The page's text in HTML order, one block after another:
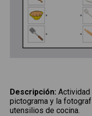
Descripción: Actividad
pictograma y la
utensilios de cocina.